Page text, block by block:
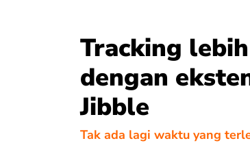
Tracking
dengan
Jibble
Tak ada lagi waktu yang